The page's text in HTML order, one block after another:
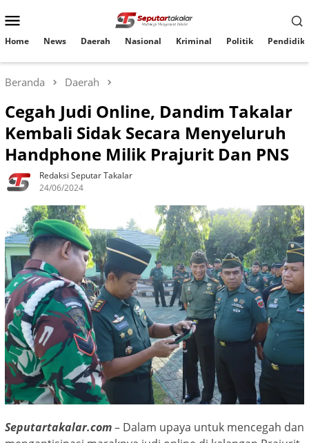
ke
Mobile
Home News Daerah Nasional Kriminal Politik
Beranda Daerah
Cegah Judi Online, Dandim Takalar
Kembali Sidak Secara Menyeluruh
Handphone Milik Prajurit Dan PNS
Redaksi Seputar Takalar
24/06/2024
Seputartakalar.com– Dalam upaya untuk mencegah dan